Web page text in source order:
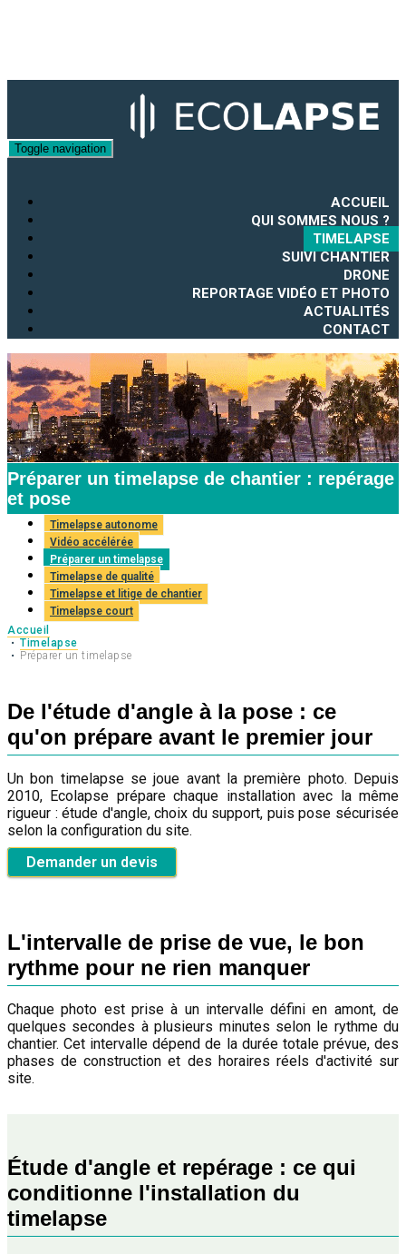
Toggle navigation
ACCUEIL
QUI SOMMES NOUS ?
TIMELAPSE
SUIVI CHANTIER
DRONE
REPORTAGE VIDÉO ET PHOTO
ACTUALITÉS
CONTACT
Préparer un timelapse de chantier : repérage
et pose
Timelapse autonome
Vidéo accélérée
Préparer un timelapse
Timelapse de qualité
Timelapse et litige de chantier
Timelapse court
Accueil
Timelapse
Préparer un timelapse
De l'étude d'angle à la pose : ce
qu'on prépare avant le premier jour
Un bon timelapse se joue avant la première photo. Depuis
2010, Ecolapse prépare chaque installation avec la même
rigueur : étude d'angle, choix du support, puis pose sécurisée
selon la configuration du site.
Demander un devis
L'intervalle de prise de vue, le bon
rythme pour ne rien manquer
Chaque photo est prise à un intervalle défini en amont, de
quelques secondes à plusieurs minutes selon le rythme du
chantier. Cet intervalle dépend de la durée totale prévue, des
phases de construction et des horaires réels d'activité sur
site.
Étude d'angle et repérage : ce qui
conditionne l'installation du
timelapse